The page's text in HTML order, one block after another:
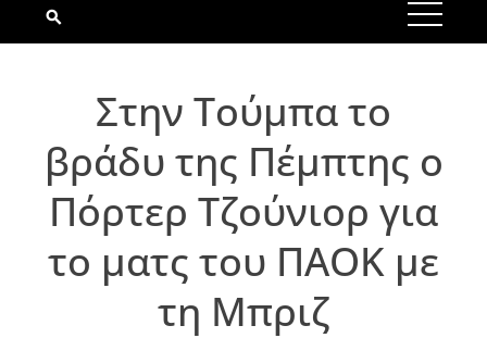
Στην Τούμπα το
βράδυ της Πέμπτης ο
Πόρτερ Τζούνιορ για
το ματς του ΠΑΟΚ με
τη Μπριζ